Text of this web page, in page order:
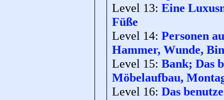
Level 13: Eine
Füße
Level 14: Personen
Hammer, Wunde,
Level 15: Bank; Das
Möbelaufbau,
Level 16: Das